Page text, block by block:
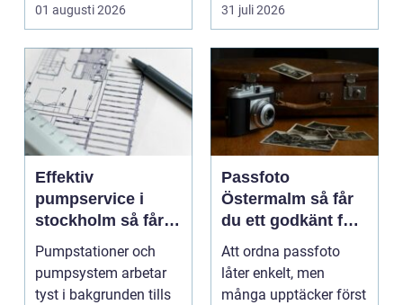
flyttstädn...
01 augusti 2026 31 juli 2026
Effektiv
pumpservice i
stockholm så får
du driftsäkra
anläggningar året
runt
Pumpstationer och
pumpsystem arbetar
tyst i bakgrunden tills
Passfoto
Östermalm så får
du ett godkänt foto
utan stress
Att ordna passfoto
låter enkelt, men
många upptäcker först